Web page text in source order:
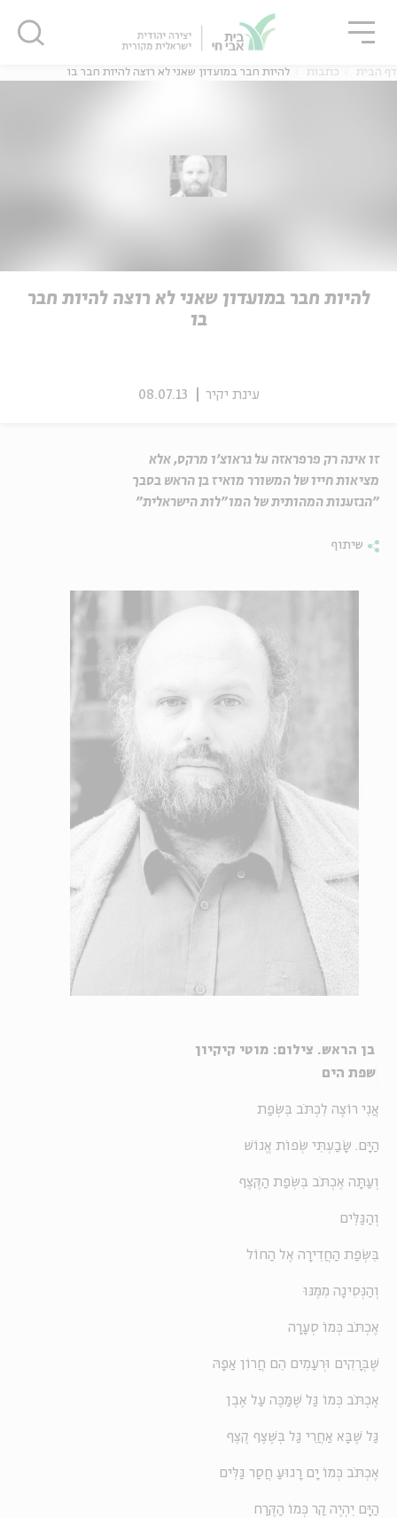
אנגלית
דף הבית כתבות להיות חבר במועדון שאני לא רוצה להיות חבר בו
להיות חבר במועדון שאני לא רוצה להיות חבר
בו
עינת יקיר 08.07.13
זו אינה רק פרפראזה על גראוצ'ו מרקס, אלא
מציאות חייו של המשורר מואיז בן הראש בסבך
"הגזענות המהותית של המו"לות הישראלית"
שיתוף
בן הראש. צילום: מוטי קיקיון
שפת הים
אֲנִי רוֹצֶה לִכְתֹּב בִּשְׂפַת
הַיָּם. שָׂבַעְתִּי שְׂפוֹת אֱנוֹשׁ
וְעַתָּה אֶכְתֹּב בִּשְׂפַת הַקֶּצֶף
וְהַגַּלִּים
בִּשְׂפַת הַחֲדִירָה אֶל הַחוֹל
וְהַנְּסִיגָה מִמֶּנּוּ
אֶכְתֹּב כְּמוֹ סְעָרָה
שֶׁבְּרָקִים וּרְעַמִים הֵם חֲרוֹן אַפָּהּ
אֶכְתֹּב כְּמוֹ גַּל שֶׁמַּכֶּה עַל אֶבֶן
גַּל שֶׁבָּא אַחֲרֵי גַּל בְּשֶׁצֶף קֶצֶף
אֶכְתֹּב כְּמוֹ יָם רָגוּעַ חֲסַר גַּלִּים
הַיָּם יִהְיֶה קַר כְּמוֹ הַקֶּרַח
סגור